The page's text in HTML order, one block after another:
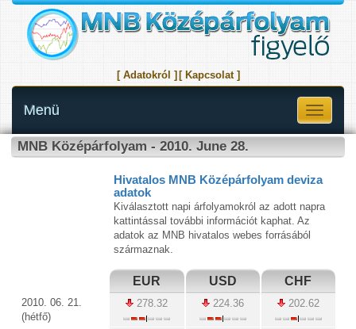
[ Adatokról ] [ Kapcsolat ]
Toggle
Menü
MNB Középárfolyam - 2010. June 28.
Hivatalos MNB Középárfolyam deviza
adatok
Kiválasztott napi árfolyamokról az adott napra
kattintással további információt kaphat. Az
adatok az MNB hivatalos webes forrásából
származnak.
EUR USD CHF
2010. 06. 21.
(hétfő)
278.32 224.36 202.62